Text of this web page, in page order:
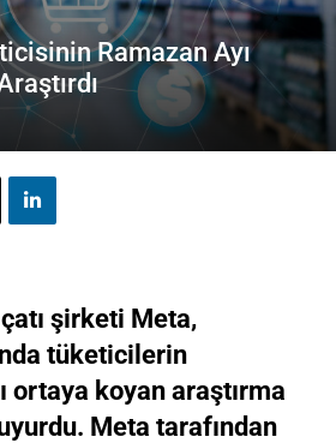
Ramazan Ayı
şirketi Meta,
tüketicilerin
ortaya koyan araştırma
Meta tarafından